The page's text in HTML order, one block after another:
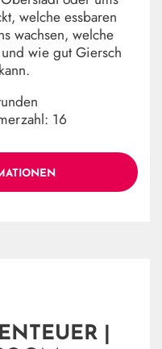
welche essbaren
wachsen, welche
wie gut Giersch
16
|